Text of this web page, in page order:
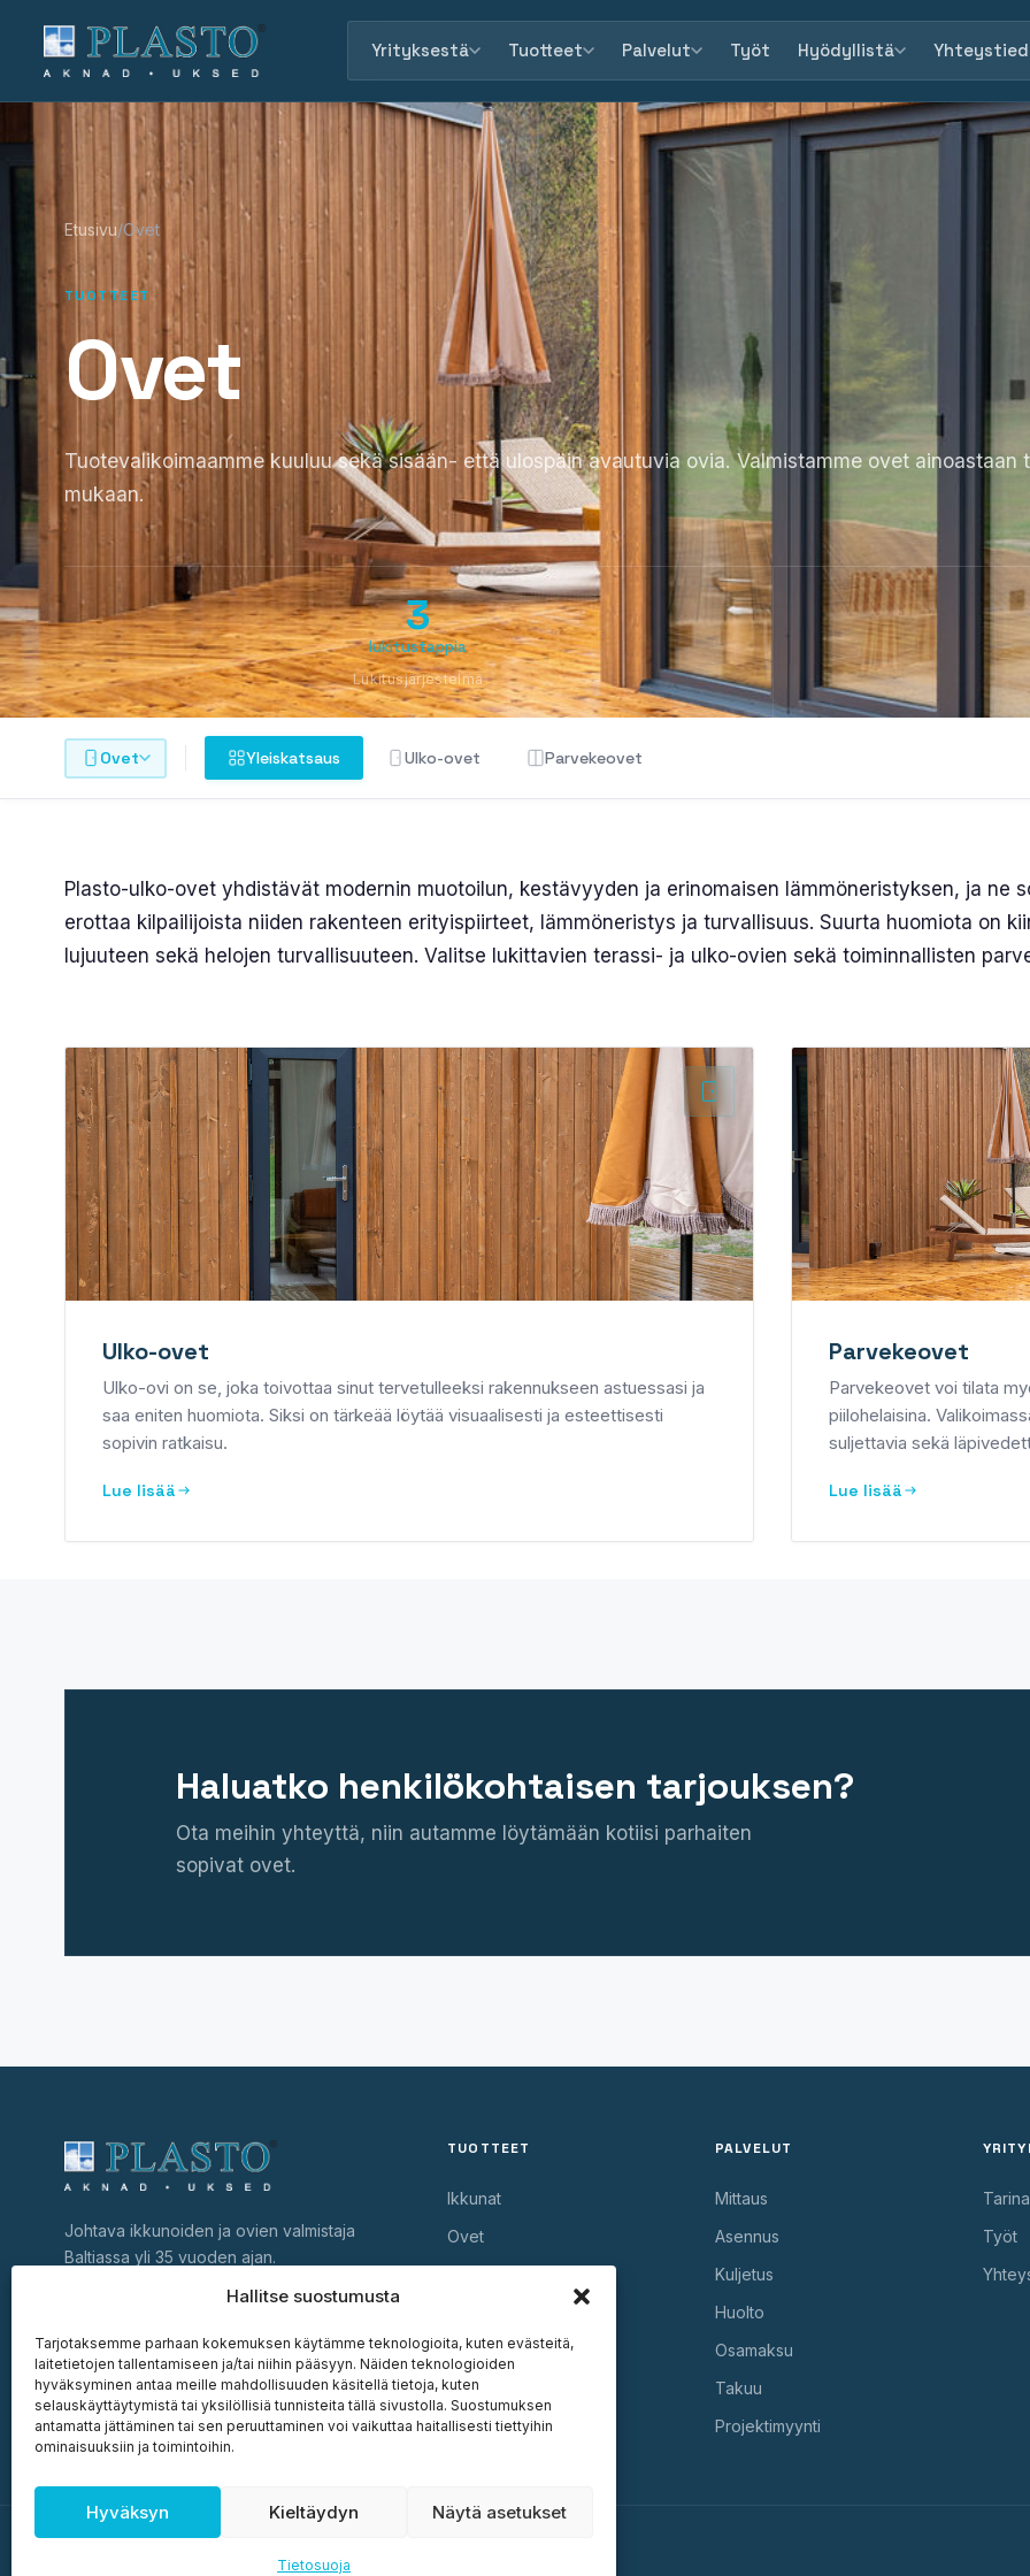
Hallitse suostumusta
Tarjotaksemme parhaan kokemuksen käytämme teknologioita, kuten evästeitä,
laitetietojen tallentamiseen ja/tai niihin pääsyyn. Näiden teknologioiden
hyväksyminen antaa meille mahdollisuuden käsitellä tietoja, kuten
selauskäyttäytymistä tai yksilöllisiä tunnisteita tällä sivustolla. Suostumuksen
antamatta jättäminen tai sen peruuttaminen voi vaikuttaa haitallisesti tiettyihin
ominaisuuksiin ja toimintoihin.
Hyväksyn Kieltäydyn Näytä asetukset
Tietosuoja
Yrityksestä Tuotteet Palvelut Työt Hyödyllistä
Etusivu/Ovet
TUOTTEET
Ovet
Tuotevalikoimaamme kuuluu sekä sisään- että ulospäin avautuvia ovia. Valmistamme ovet
mukaan.
3
lukitustappia
Lukitusjärjestelmä
Ovet Yleiskatsaus Ulko-ovet Parvekeovet
Plasto-ulko-ovet yhdistävät modernin muotoilun, kestävyyden ja erinomaisen lämmöneristyksen, ja ne
erottaa kilpailijoista niiden rakenteen erityispiirteet, lämmöneristys ja turvallisuus. Suurta huomiota on
lujuuteen sekä helojen turvallisuuteen. Valitse lukittavien terassi- ja ulko-ovien sekä toiminnallisten
Ulko-ovet
Ulko-ovi on se, joka toivottaa sinut tervetulleeksi rakennukseen astuessasi ja
saa eniten huomiota. Siksi on tärkeää löytää visuaalisesti ja esteettisesti
sopivin ratkaisu.
Lue lisää
Parvekeovet
Parvekeovet voi tilata
piilohelaisina.
suljettavia sekä
Lue lisää
Haluatko henkilökohtaisen tarjouksen?
Ota meihin yhteyttä, niin autamme löytämään kotiisi parhaiten
sopivat ovet.
Johtava ikkunoiden ja ovien valmistaja
Baltiassa yli 35 vuoden ajan.
+372 622 1500
info@plasto.ee
Peterburi tee 92d, 13816 Tallinn
TUOTTEET
Ikkunat
Ovet
PALVELUT
Mittaus
Asennus
Kuljetus
Huolto
Osamaksu
Takuu
Projektimyynti
Työt
© 2026 Plasto OÜ. Kõik õigused kaitstud. ·